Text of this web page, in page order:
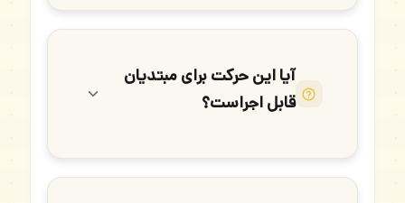
آیا این حرکت برای مبتدیان
قابل اجراست؟